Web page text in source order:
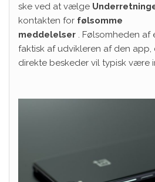
ske ved at vælge
kontakten for følsomme
meddelelser . Følsomheden af
faktisk af udvikleren af ​​den app,
direkte beskeder vil typisk være